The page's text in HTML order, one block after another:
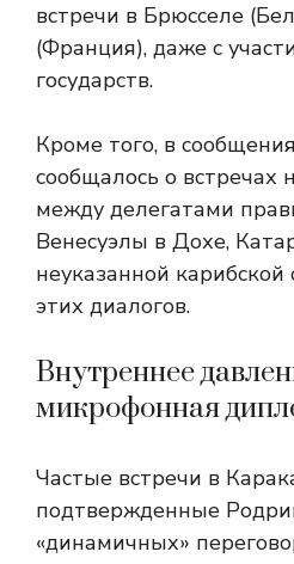
встречи в Брюсселе
(Франция), даже с
государств.
Кроме того, в
сообщалось о встречах
между делегатами
Венесуэлы в Дохе,
неуказанной
этих диалогов.
Внутреннее
микрофонная
Частые встречи в
подтвержденные
«динамичных»